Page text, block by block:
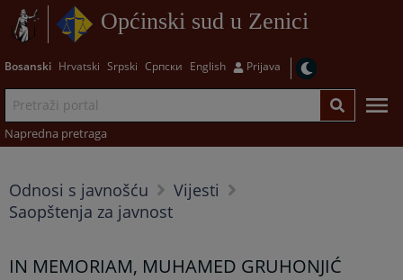
Općinski sud u Zenici
Bosanski Hrvatski Srpski Српски English Prijava
Napredna pretraga
Odnosi s javnošću
Vijesti
Saopštenja za javnost
IN MEMORIAM, MUHAMED GRUHONJIĆ